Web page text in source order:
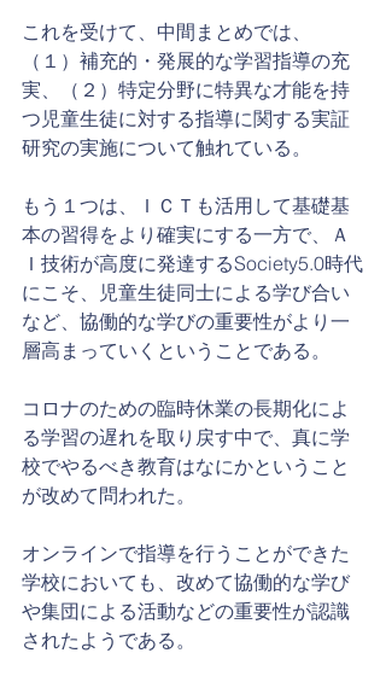
これを受けて、中間まとめでは、
（１）補充的・発展的な学習指導の充
実、（２）特定分野に特異な才能を持
つ児童生徒に対する指導に関する実証
研究の実施について触れている。
もう１つは、ＩＣＴも活用して基礎基
本の習得をより確実にする一方で、Ａ
Ｉ技術が高度に発達するSociety5.0時代
にこそ、児童生徒同士による学び合い
など、協働的な学びの重要性がより一
層高まっていくということである。
コロナのための臨時休業の長期化によ
る学習の遅れを取り戻す中で、真に学
校でやるべき教育はなにかということ
が改めて問われた。
オンラインで指導を行うことができた
学校においても、改めて協働的な学び
や集団による活動などの重要性が認識
されたようである。